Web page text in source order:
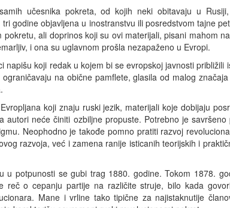
učesnika pokreta, od kojih neki obitavaju u
godine objavljena u inostranstvu ili posredstvom tajne
ali doprinos koji su ovi materijali, pisani mahom
i ona su uglavnom prošla nezapaženo u Evropi.
napišu koji redak u kojem bi se evropskoj javnosti
na obične pamflete, glasila od malog
koji znaju ruski jezik, materijali koje dobijaju
autori neće činiti ozbiljne propuste. Potrebno je
Neophodno je takođe pomno pratiti razvoj
razvoja, već i zamena ranije isticanih teorijskih i
u potpunosti se gubi trag 1880. godine. Tokom 1878.
reč o cepanju partije na različite struje, bilo kada
Mane i vrline tako tipične za najistaknutije